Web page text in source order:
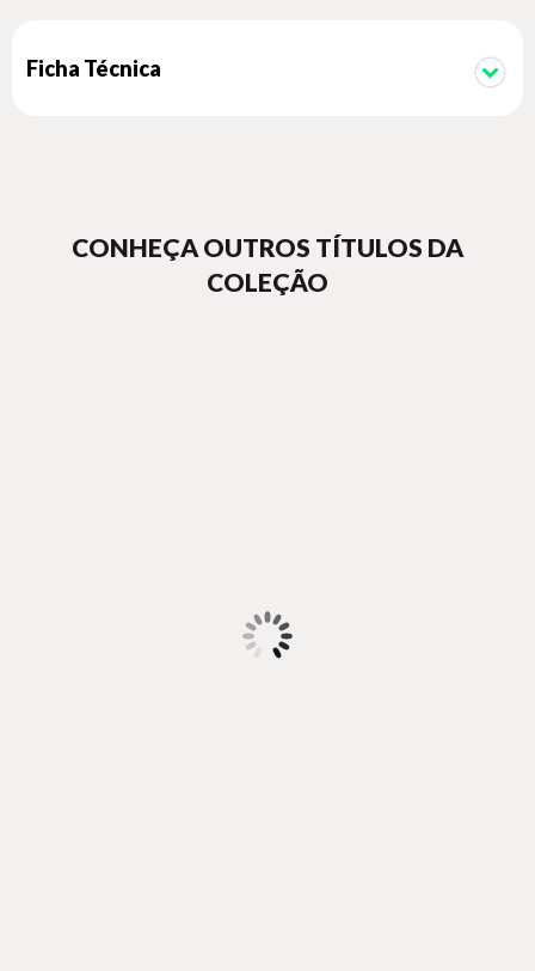
Ficha Técnica
CONHEÇA OUTROS TÍTULOS DA
COLEÇÃO